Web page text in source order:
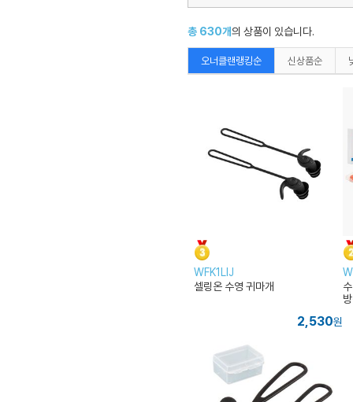
총 630개의 상품이 있습니다.
오너클랜랭킹순 신상품순
WFK1LIJ
셀링온 수영 귀마개
2,530원